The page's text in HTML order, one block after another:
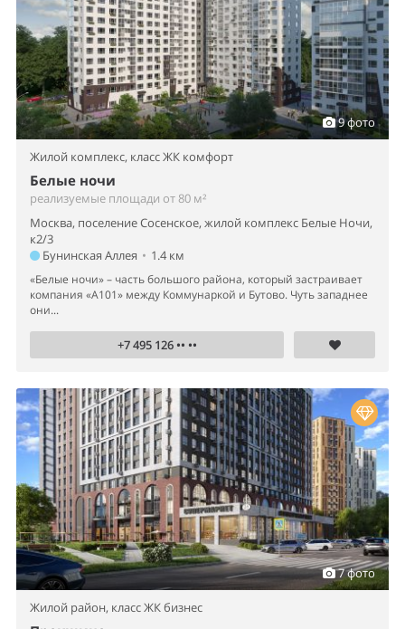
9 фото
Жилой комплекс, класс ЖК комфорт
Белые ночи
реализуемые площади от 80 м²
Москва, поселение Сосенское, жилой комплекс Белые Ночи,
к2/3
Бунинская Аллея • 1.4 км
«Белые ночи» – часть большого района, который застраивает
компания «А101» между Коммунаркой и Бутово. Чуть западнее
они...
+7 495 126 •• ••
7 фото
Жилой район, класс ЖК бизнес